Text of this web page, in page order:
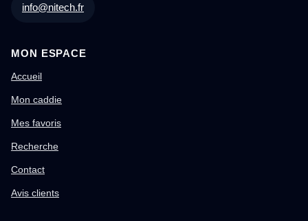
info@nitech.fr
MON ESPACE
Accueil
Mon caddie
Mes favoris
Recherche
Contact
Avis clients